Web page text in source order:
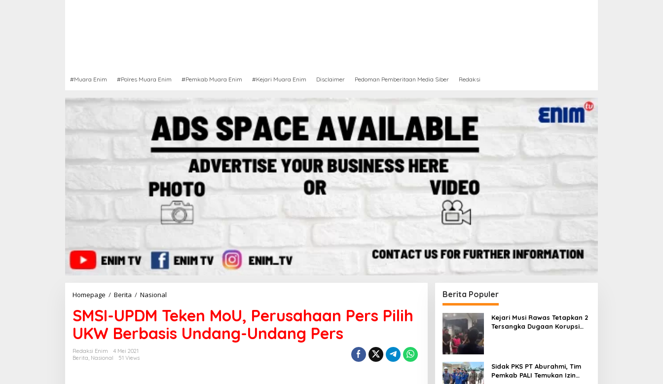
#Muara Enim #Polres Muara Enim #Pemkab Muara Enim #Kejari Muara Enim Disclaimer Pedoman Pemberitaan Media Siber Redaksi
Homepage / Berita / Nasional
S
I
-
U
SMSI-UPDM Teken MoU, Perusahaan Pers Pilih
UKW Berbasis Undang-Undang Pers
Redaksi Enim
4 Mei 2021
Berita Nasional 51 Views
Berita Populer
Kejari Musi Rawas Tetapkan 2
Tersangka Dugaan Korupsi
Sidak PKS PT Aburahmi, Tim
Pemkab PALI Temukan Izin